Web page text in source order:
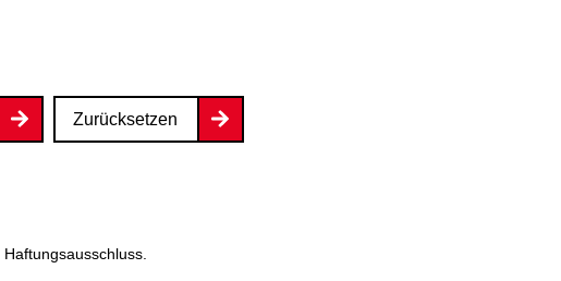
Zurücksetzen
Haftungsausschluss.